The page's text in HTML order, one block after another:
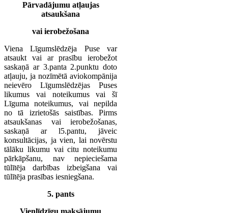
Pārvadājumu atļaujas
atsaukšana
vai ierobežošana
Viena Līgumslēdzēja Puse var
atsaukt vai ar prasību ierobežot
saskaņā ar 3.panta 2.punktu doto
atļauju, ja nozīmētā aviokompānija
neievēro Līgumslēdzējas Puses
likumus vai noteikumus vai šī
Līguma noteikumus, vai nepilda
no tā izrietošās saistības. Pirms
atsaukšanas vai ierobežošanas,
saskaņā ar l5.pantu, jāveic
konsultācijas, ja vien, lai novērstu
tālāku likumu vai citu noteikumu
pārkāpšanu, nav nepieciešama
tūlītēja darbības izbeigšana vai
tūlītēja prasības iesniegšana.
5. pants
Vienlīdzīgu maksājumu